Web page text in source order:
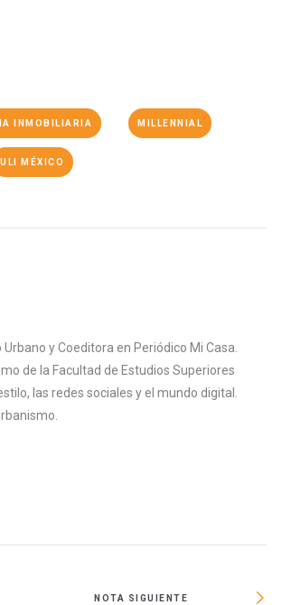
INMOBILIARIA MILLENNIAL
ULI MÉXICO
y Coeditora en Periódico Mi Casa.
de la Facultad de Estudios Superiores
las redes sociales y el mundo digital.
NOTA SIGUIENTE